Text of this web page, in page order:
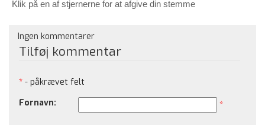
Klik på en af stjernerne for at afgive din stemme
Ingen kommentarer
Tilføj kommentar
* - påkrævet felt
Fornavn:
*